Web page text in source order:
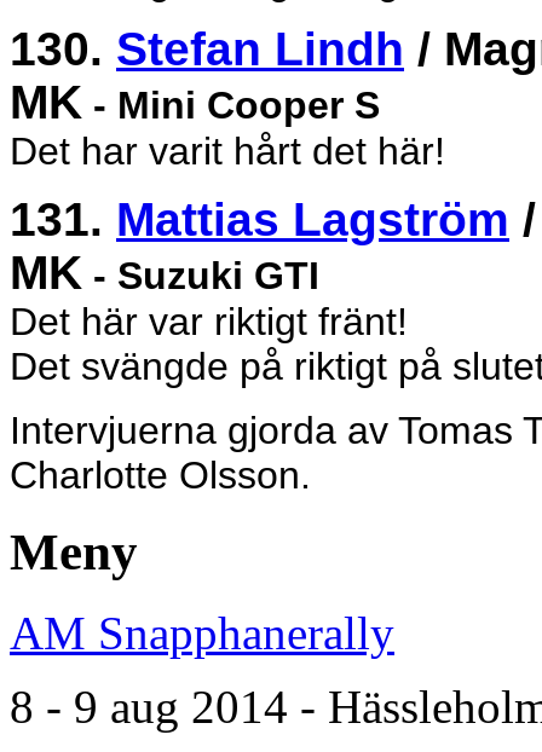
130. Stefan Lindh /
MK - Mini Cooper S
Det har varit hårt det här!
131. Mattias Lagström
MK - Suzuki GTI
Det här var riktigt fränt!
Det svängde på riktigt på
Intervjuerna gjorda av Tomas
Charlotte Olsson.
Meny
AM Snapphanerally
8 - 9 aug 2014 -